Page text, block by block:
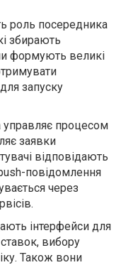
роль посередника
збирають
формують великі
запуску
управляє процесом
заявки
відповідають
повідомлення
через
інтерфейси для
вибору
Також вони